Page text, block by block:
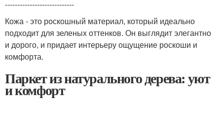
----------------------------
Кожа - это роскошный материал, который идеально
подходит для зеленых оттенков. Он выглядит элегантно
и дорого, и придает интерьеру ощущение роскоши и
комфорта.
Паркет из натурального дерева: уют
и комфорт